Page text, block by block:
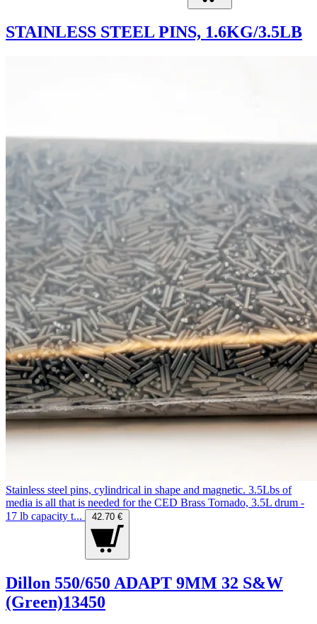
STAINLESS STEEL PINS, 1.6KG/3.5LB
Stainless steel pins, cylindrical in shape and magnetic. 3.5Lbs of
media is all that is needed for the CED Brass Tornado, 3.5L drum -
17 lb capacity t...
42.70 €
Dillon 550/650 ADAPT 9MM 32 S&W
(Green)13450